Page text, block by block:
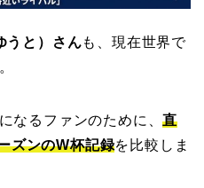
うと）さんも、現在世界で
なるファンのために、直
ズンのW杯記録を比較しま